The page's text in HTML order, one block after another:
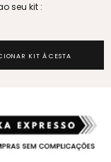
seu kit :
KIT À CESTA